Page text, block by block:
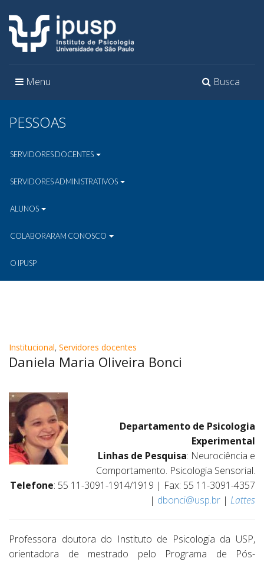
Toggle
Busca
Toggle
Menu
PESSOAS
SERVIDORES DOCENTES
SERVIDORES ADMINISTRATIVOS
ALUNOS
COLABORARAM CONOSCO
O IPUSP
Institucional, Servidores docentes
Daniela Maria Oliveira Bonci
Departamento de Psicologia
Experimental
Linhas de Pesquisa: Neurociência e
Comportamento. Psicologia Sensorial.
Telefone: 55 11-3091-1914/1919 | Fax: 55 11-3091-4357
| dbonci@usp.br | Lattes
Professora doutora do Instituto de Psicologia da USP,
orientadora de mestrado pelo Programa de Pós-